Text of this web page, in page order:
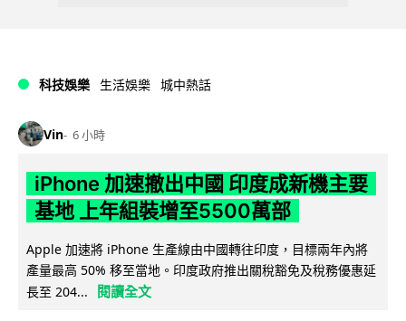
科技娛樂 生活娛樂 城中熱話
Vin 6 小時
iPhone 加速撤出中國 印度成新機主要
基地 上年組裝增至5500萬部
Apple 加速將 iPhone 生產線由中國轉往印度，目標兩年內將
產量最高 50% 移至當地。印度政府推出關稅豁免及稅務優惠延
長至 204...
閱讀全文